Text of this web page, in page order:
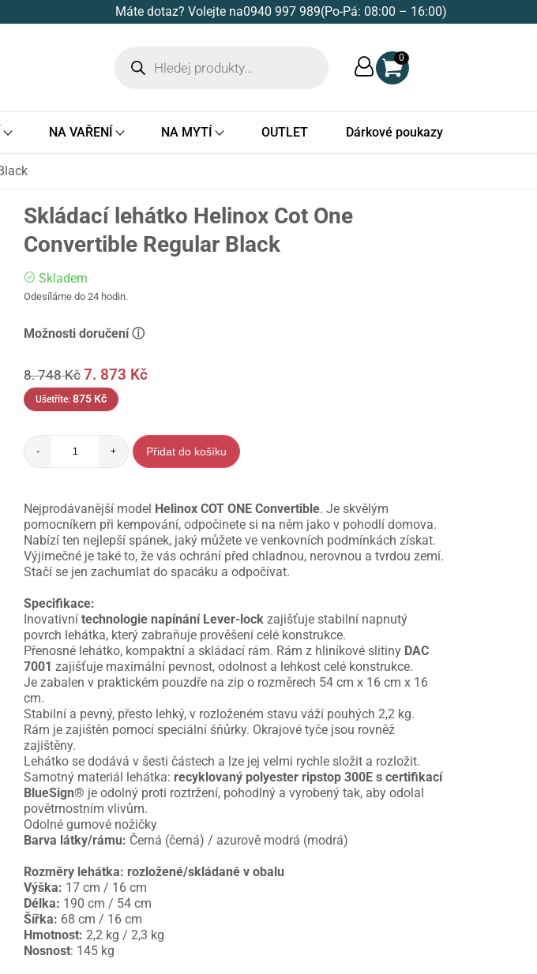
Máte dotaz? Volejte na0940 997 989(Po-Pá: 08:00 – 16:00)
0
NA VAŘENÍ NA MYTÍ OUTLET Dárkové poukazy
Skládací lehátko Helinox Cot One
Convertible Regular Black
Skladem
Odesíláme do 24 hodin.
Možnosti doručení ⓘ
8. 748Kč 7. 873 Kč
Ušetříte:875 Kč
- + Přidat do košíku
Nejprodávanější model Helinox COT ONE Convertible. Je skvělým
pomocníkem při kempování, odpočinete si na něm jako v pohodlí domova.
Nabízí ten nejlepší spánek, jaký můžete ve venkovních podmínkách získat.
Výjimečné je také to, že vás ochrání před chladnou, nerovnou a tvrdou zemí.
Stačí se jen zachumlat do spacáku a odpočívat.
Specifikace:
Inovativnítechnologie napínání Lever-lockzajišťuje stabilní napnutý
povrch lehátka, který zabraňuje prověšení celé konstrukce.
Přenosné lehátko, kompaktní a skládací rám. Rám z hliníkové slitiny DAC
7001zajišťuje maximální pevnost, odolnost a lehkost celé konstrukce.
Je zabalen v praktickém pouzdře na zip o rozměrech 54 cm x 16 cm x 16
cm.
Stabilní a pevný, přesto lehký, v rozloženém stavu váží pouhých 2,2 kg.
Rám je zajištěn pomocí speciální šňůrky. Okrajové tyče jsou rovněž
zajištěny.
Lehátko se dodává v šesti částech a lze jej velmi rychle složit a rozložit.
Samotný materiál lehátka: recyklovaný polyester ripstop 300E s certifikací
BlueSign® je odolný proti roztržení, pohodlný a vyrobený tak, aby odolal
povětrnostním vlivům.
Odolné gumové nožičky
Barva látky/rámu: Černá (černá) / azurově modrá (modrá)
Rozměry lehátka: rozložené/skládané v obalu
Výška: 17 cm / 16 cm
Délka: 190 cm / 54 cm
Šířka: 68 cm / 16 cm
Hmotnost: 2,2 kg / 2,3 kg
Nosnost: 145 kg